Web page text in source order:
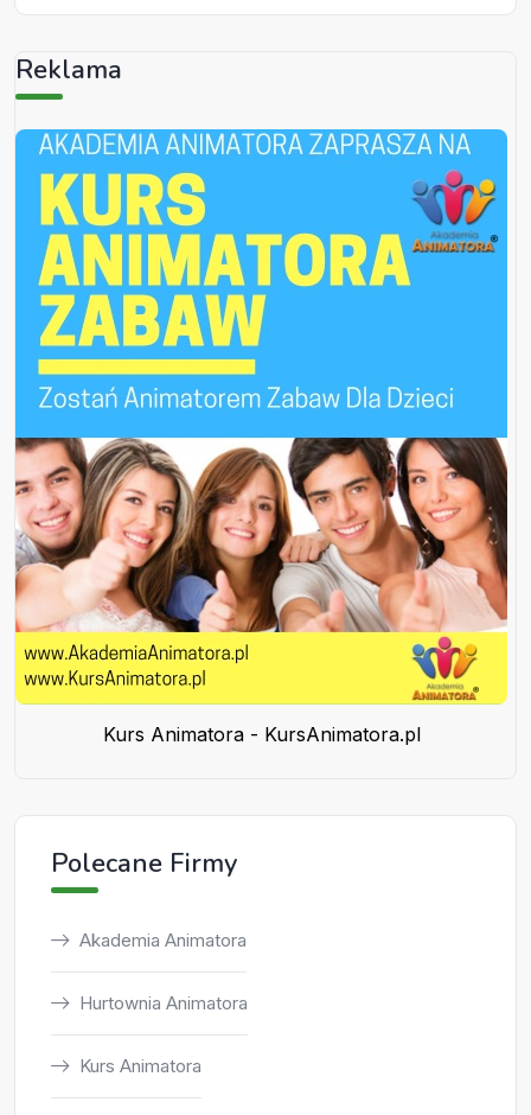
Reklama
Kurs Animatora - KursAnimatora.pl
Polecane Firmy
Akademia Animatora
Hurtownia Animatora
Kurs Animatora